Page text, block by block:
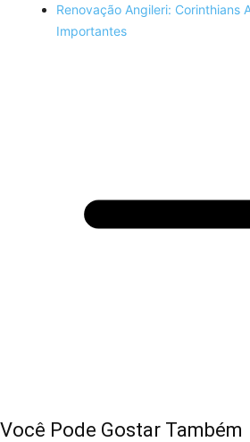
Renovação Angileri: Corinthians
Importantes
Você Pode Gostar Também